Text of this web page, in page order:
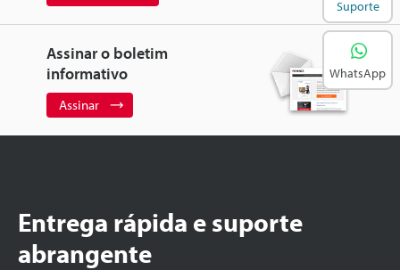
Assinar o boletim
informativo
Assinar
Entrega rápida e suporte
abrangente
Suporte
WhatsApp